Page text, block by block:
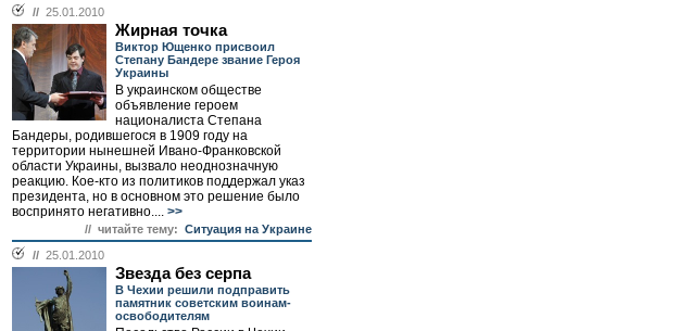
// 25.01.2010
Жирная точка
Виктор Ющенко присвоил
Степану Бандере звание Героя
Украины
В украинском обществе
объявление героем
националиста Степана
Бандеры, родившегося в 1909 году на
территории нынешней Ивано-Франковской
области Украины, вызвало неоднозначную
реакцию. Кое-кто из политиков поддержал указ
президента, но в основном это решение было
воспринято негативно.... >>
// читайте тему: Ситуация на Украине
// 25.01.2010
Звезда без серпа
В Чехии решили подправить
памятник советским воинам-
освободителям